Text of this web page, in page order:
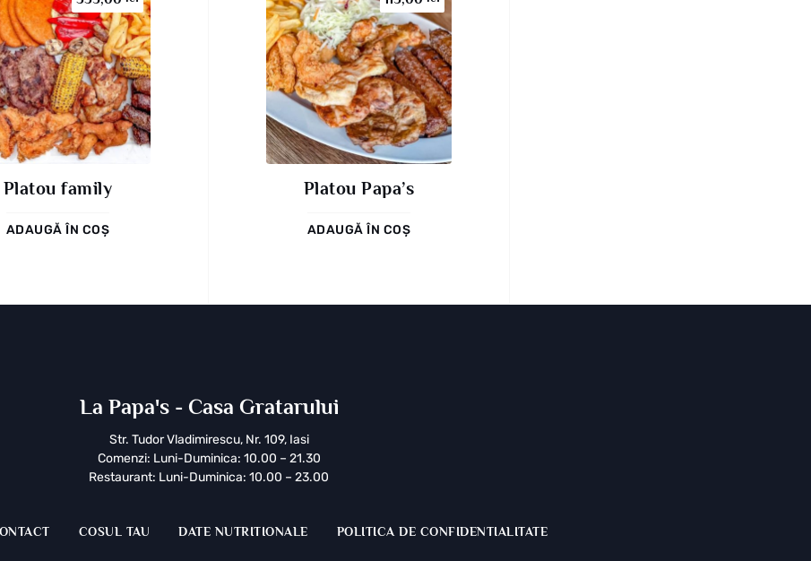
Platou family
ADAUGĂ ÎN COȘ
Platou Papa’s
ADAUGĂ ÎN COȘ
La Papa's - Casa Gratarului
Str. Tudor Vladimirescu, Nr. 109, Iasi
Comenzi: Luni-Duminica: 10.00 – 21.30
Restaurant: Luni-Duminica: 10.00 – 23.00
COSUL TAU DATE NUTRITIONALE POLITICA DE CONFIDENTIALITATE